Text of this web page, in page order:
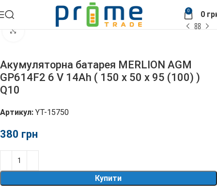
0 0
Акумуляторна батарея MERLION AGM
GP614F2 6 V 14Ah ( 150 x 50 x 95 (100) )
Q10
Артикул: YT-15750
грн
Купити